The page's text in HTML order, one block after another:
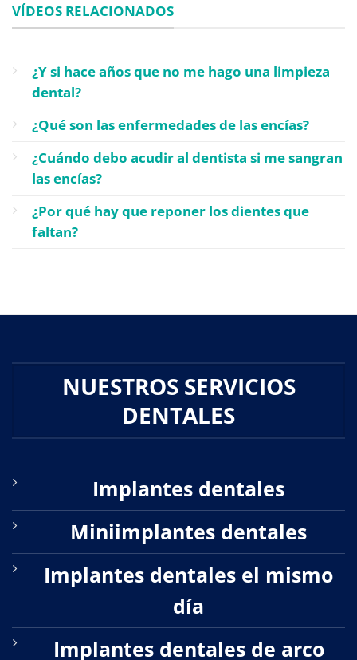
VÍDEOS RELACIONADOS
¿Y si hace años que no me hago una limpieza
dental?
¿Qué son las enfermedades de las encías?
¿Cuándo debo acudir al dentista si me sangran
las encías?
¿Por qué hay que reponer los dientes que
faltan?
NUESTROS SERVICIOS
DENTALES
Implantes dentales
Miniimplantes dentales
Implantes dentales el mismo
día
Implantes dentales de arco